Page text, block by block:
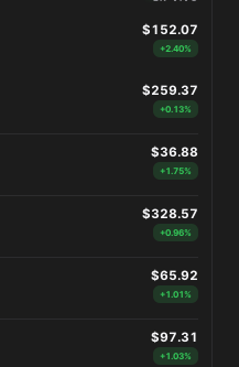
$152.07
+2.40%
$259.37
+0.13%
$36.88
+1.75%
$328.57
+0.96%
$65.92
+1.01%
$97.31
+1.03%